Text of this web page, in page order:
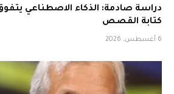
دراسة صادمة: الذكاء الاصطناعي
كتابة القصص
6 أغسطس، 2026